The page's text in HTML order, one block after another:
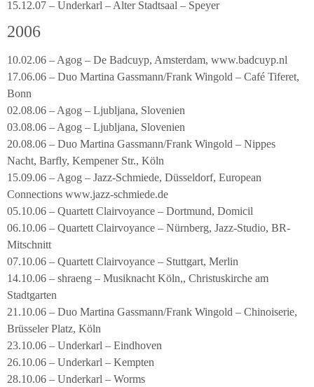
15.12.07 – Underkarl – Alter Stadtsaal – Speyer
2006
10.02.06 – Agog – De Badcuyp, Amsterdam, www.badcuyp.nl
17.06.06 – Duo Martina Gassmann/Frank Wingold – Café Tiferet,
Bonn
02.08.06 – Agog – Ljubljana, Slovenien
03.08.06 – Agog – Ljubljana, Slovenien
20.08.06 – Duo Martina Gassmann/Frank Wingold – Nippes
Nacht, Barfly, Kempener Str., Köln
15.09.06 – Agog – Jazz-Schmiede, Düsseldorf, European
Connections www.jazz-schmiede.de
05.10.06 – Quartett Clairvoyance – Dortmund, Domicil
06.10.06 – Quartett Clairvoyance – Nürnberg, Jazz-Studio, BR-
Mitschnitt
07.10.06 – Quartett Clairvoyance – Stuttgart, Merlin
14.10.06 – shraeng – Musiknacht Köln,, Christuskirche am
Stadtgarten
21.10.06 – Duo Martina Gassmann/Frank Wingold – Chinoiserie,
Brüsseler Platz, Köln
23.10.06 – Underkarl – Eindhoven
26.10.06 – Underkarl – Kempten
28.10.06 – Underkarl – Worms